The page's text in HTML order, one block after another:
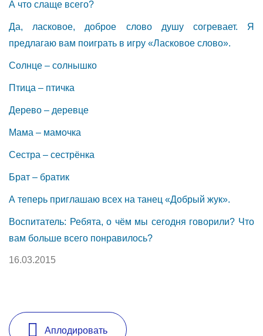
А что слаще всего?
Да, ласковое, доброе слово душу согревает. Я
предлагаю вам поиграть в игру «Ласковое слово».
Солнце – солнышко
Птица – птичка
Дерево – деревце
Мама – мамочка
Сестра – сестрёнка
Брат – братик
А теперь приглашаю всех на танец «Добрый жук».
Воспитатель: Ребята, о чём мы сегодня говорили? Что
вам больше всего понравилось?
16.03.2015
Аплодировать